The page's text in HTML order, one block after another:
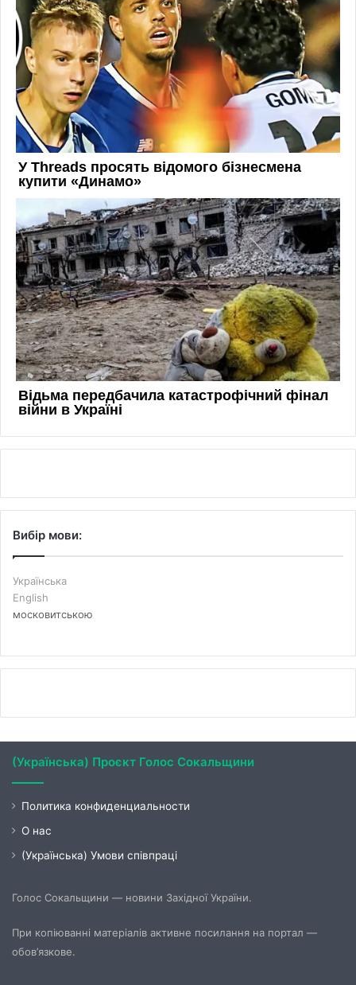
Вибір мови:
Українська
English
московитською
(Українська) Проєкт Голос Сокальщини
Политика конфиденциальности
О нас
(Українська) Умови співпраці
Голос Сокальщини — новини Західної України.
При копіюванні матеріалів активне посилання на портал —
обов’язкове.